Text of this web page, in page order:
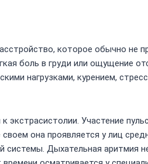
которое обычно не
боль в груди или ощущение
нагрузками, курением,
экстрасистолии. Участение
она проявляется у лиц
системы. Дыхательная аритмия